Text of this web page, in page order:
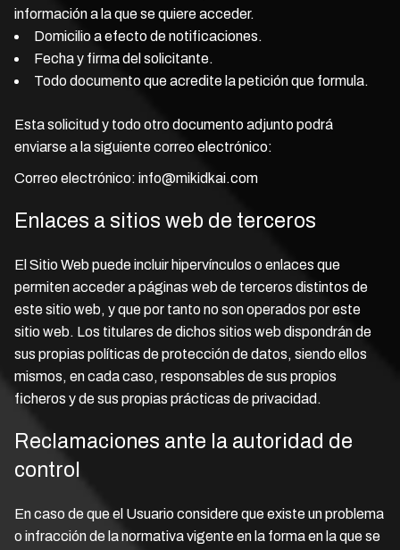
información a la que se quiere acceder.
Domicilio a efecto de notificaciones.
Fecha y firma del solicitante.
Todo documento que acredite la petición que formula.
Esta solicitud y todo otro documento adjunto podrá
enviarse a la siguiente correo electrónico:
Correo electrónico: info@mikidkai.com
Enlaces a sitios web de terceros
El Sitio Web puede incluir hipervínculos o enlaces que
permiten acceder a páginas web de terceros distintos de
este sitio web, y que por tanto no son operados por este
sitio web. Los titulares de dichos sitios web dispondrán de
sus propias políticas de protección de datos, siendo ellos
mismos, en cada caso, responsables de sus propios
ficheros y de sus propias prácticas de privacidad.
Reclamaciones ante la autoridad de
control
En caso de que el Usuario considere que existe un problema
o infracción de la normativa vigente en la forma en la que se